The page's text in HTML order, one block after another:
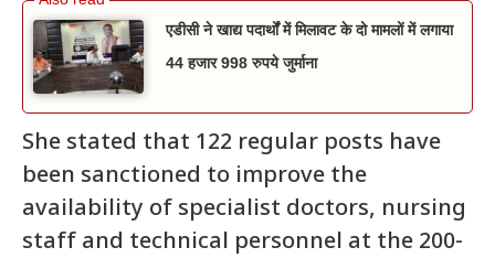
एडीसी ने खाद्य पदार्थों में मिलावट के दो मामलों में लगाया
44 हजार 998 रुपये जुर्माना
She stated that 122 regular posts have
been sanctioned to improve the
availability of specialist doctors, nursing
staff and technical personnel at the 200-